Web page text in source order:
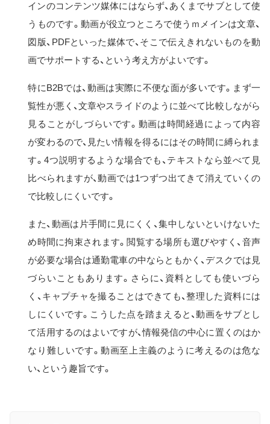
インのコンテンツ媒体にはならず、あくまでサブとして使
うものです。動画が役立つところで使うｍメインは文章、
図版、PDFといった媒体で、そこで伝えきれないものを動
画でサポートする、という考え方がよいです。
特にB2Bでは、動画は実際に不便な面が多いです。まず一
覧性が悪く、文章やスライドのように並べて比較しながら
見ることがしづらいです。動画は時間経過によって内容
が変わるので、見たい情報を得るにはその時間に縛られま
す。4つ説明するような場合でも、テキストなら並べて見
比べられますが、動画では1つずつ出てきて消えていくの
で比較しにくいです。
また、動画は片手間に見にくく、集中しないといけないた
め時間に拘束されます。閲覧する場所も選びやすく、音声
が必要な場合は通勤電車の中ならともかく、デスクでは見
づらいこともあります。さらに、資料としても使いづら
く、キャプチャを撮ることはできても、整理した資料には
しにくいです。こうした点を踏まえると、動画をサブとし
て活用するのはよいですが、情報発信の中心に置くのはか
なり難しいです。動画至上主義のように考えるのは危な
い、という趣旨です。